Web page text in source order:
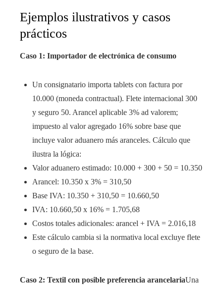
Ejemplos ilustrativos y casos
prácticos
Caso 1: Importador de electrónica de consumo
Un consignatario importa tablets con factura por
10.000 (moneda contractual). Flete internacional 300
y seguro 50. Arancel aplicable 3% ad valorem;
impuesto al valor agregado 16% sobre base que
incluye valor aduanero más aranceles. Cálculo que
ilustra la lógica:
Valor aduanero estimado: 10.000 + 300 + 50 = 10.350
Arancel: 10.350 x 3% = 310,50
Base IVA: 10.350 + 310,50 = 10.660,50
IVA: 10.660,50 x 16% = 1.705,68
Costos totales adicionales: arancel + IVA = 2.016,18
Este cálculo cambia si la normativa local excluye flete
o seguro de la base.
Caso 2: Textil con posible preferencia arancelariaUna